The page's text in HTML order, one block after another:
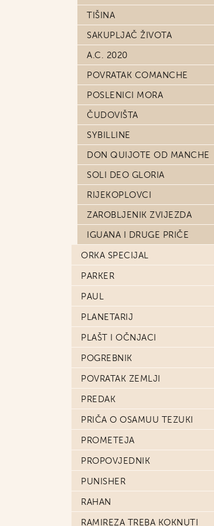
TIŠINA
SAKUPLJAČ ŽIVOTA
A.C. 2020
POVRATAK COMANCHE
POSLENICI MORA
ČUDOVIŠTA
SYBILLINE
DON QUIJOTE OD MANCHE
SOLI DEO GLORIA
RIJEKOPLOVCI
ZAROBLJENIK ZVIJEZDA
IGUANA I DRUGE PRIČE
ORKA SPECIJAL
PARKER
PAUL
PLANETARIJ
PLAŠT I OČNJACI
POGREBNIK
POVRATAK ZEMLJI
PREDAK
PRIČA O OSAMUU TEZUKI
PROMETEJA
PROPOVJEDNIK
PUNISHER
RAHAN
RAMIREZA TREBA KOKNUTI